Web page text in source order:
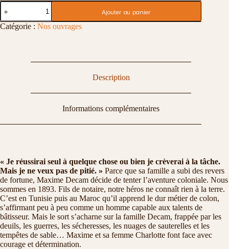
quantité
de
La
rude
Ajouter au panier
Catégorie : Nos ouvrages
Description
Informations complémentaires
« Je réussirai seul à quelque chose ou bien je crèverai à la tâche.
Mais je ne veux pas de pitié. » Parce que sa famille a subi des revers
de fortune, Maxime Decam décide de tenter l’aventure coloniale. Nous
sommes en 1893. Fils de notaire, notre héros ne connaît rien à la terre.
C’est en Tunisie puis au Maroc qu’il apprend le dur métier de colon,
s’affirmant peu à peu comme un homme capable aux talents de
bâtisseur. Mais le sort s’acharne sur la famille Decam, frappée par les
deuils, les guerres, les sécheresses, les nuages de sauterelles et les
tempêtes de sable… Maxime et sa femme Charlotte font face avec
courage et détermination.